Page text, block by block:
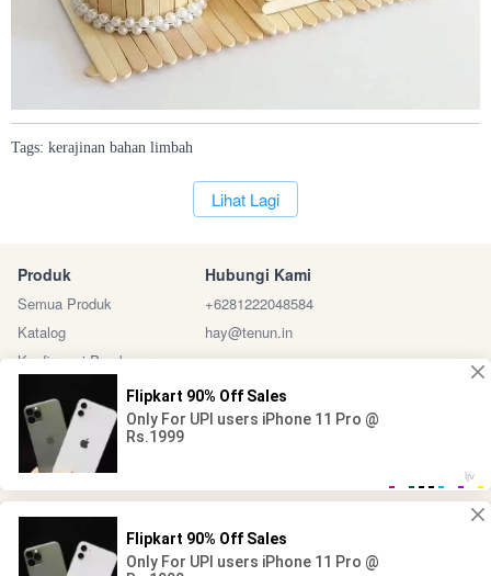
Tags: kerajinan bahan limbah
`Lihat Lagi
Produk
Semua Produk
Katalog
Konfirmasi Pembayaran
Hubungi Kami
+6281222048584
hay@tenun.in
Sosial Media Marketplace